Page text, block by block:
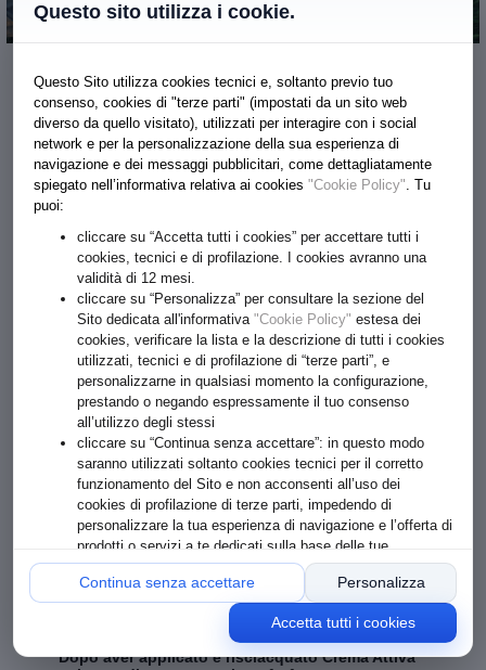
Forfora,sebo
PURITY SHAMPOO VEGETALE ASTRINGENTE
€ 16.50
Prodotto momentaneamente non disponibile.
PURITY SHAMPOO VEGETALE
ASTRINGENTE
Cuoio capelluto con sebo e capelli grassi. Con Acqua costituzionale
Shampoo a base vegetale delicata arricchito conAcqua
Costituzionale biologica di Limone dalle note proprietà astringenti ed
equilibranti è indicato per detergere in profondità la cute in presenza
di sebo e di forfora grassa. La sua formula arricchita conEstratto
biologico di Mirtillo Neroe oli essenziali diLemongrass, Verbena e
dalle proprietà purificanti e normalizzanti garantiscono
un'efficace azione antisebo sin dalle prime applicazioni.
Dopo aver applicato e risciacquato Crema Attiva
Questo sito utilizza i cookie.
Questo Sito utilizza cookies tecnici e, soltanto previo tuo
consenso, cookies di "terze parti" (impostati da un sito web
diverso da quello visitato), utilizzati per interagire con i social
network e per la personalizzazione della sua esperienza di
navigazione e dei messaggi pubblicitari, come dettagliatamente
spiegato nell’informativa relativa ai cookies "Cookie Policy". Tu
puoi:
cliccare su “Accetta tutti i cookies” per accettare tutti i
cookies, tecnici e di profilazione. I cookies avranno una
validità di 12 mesi.
cliccare su “Personalizza” per consultare la sezione del
Sito dedicata all'informativa "Cookie Policy" estesa dei
cookies, verificare la lista e la descrizione di tutti i cookies
utilizzati, tecnici e di profilazione di “terze parti”, e
personalizzarne in qualsiasi momento la configurazione,
prestando o negando espressamente il tuo consenso
all’utilizzo degli stessi
cliccare su “Continua senza accettare”: in questo modo
saranno utilizzati soltanto cookies tecnici per il corretto
funzionamento del Sito e non acconsenti all’uso dei
cookies di profilazione di terze parti, impedendo di
personalizzare la tua esperienza di navigazione e l’offerta di
prodotti o servizi a te dedicati sulla base delle tue
preferenze o comportamenti online
Continua senza accettare Personalizza
Accetta tutti i cookies